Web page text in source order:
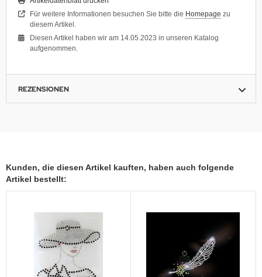
Für weitere Informationen besuchen Sie bitte die Homepage zu
diesem Artikel.
Diesen Artikel haben wir am 14.05.2023 in unseren Katalog
aufgenommen.
REZENSIONEN
Kunden, die diesen Artikel kauften, haben auch folgende
Artikel bestellt: